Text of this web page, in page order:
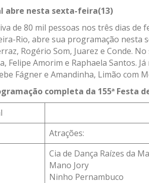
abre nesta sexta-feira(13)
de 80 mil pessoas nos três dias de
Rio, abre sua programação nesta
Rogério Som, Juarez e Conde.
Felipe Amorim e Raphaela Santos.
Fágner e Amandinha, Limão com
completa da 155ª Festa
Atrações:
Cia de Dança Raízes da
Mano Jory
Ninho Pernambuco